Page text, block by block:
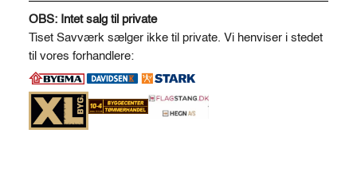
l
t
e
r
n
t
OBS: Intet salg til private
Tiset Savværk sælger ikke til private. Vi henviser i stedet
til vores forhandlere: